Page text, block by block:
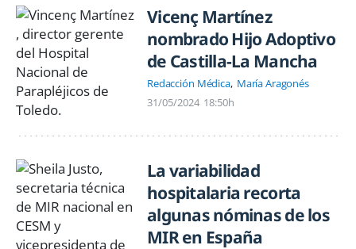
Vicenç Martínez
nombrado Hijo Adoptivo
de Castilla-La Mancha
Redacción Médica María Aragonés
31/05/2024 18:50h
La variabilidad
hospitalaria recorta
algunas nóminas de los
MIR en España